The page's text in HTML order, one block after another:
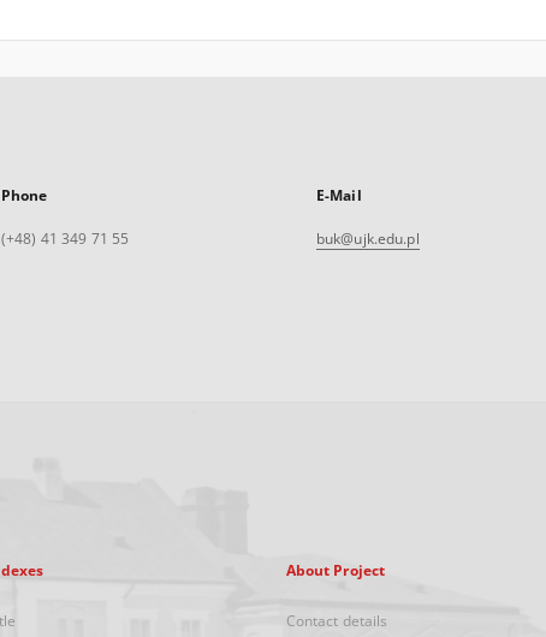
Phone
(+48) 41 349 71 55
E-Mail
buk@ujk.edu.pl
About Project
Contact details